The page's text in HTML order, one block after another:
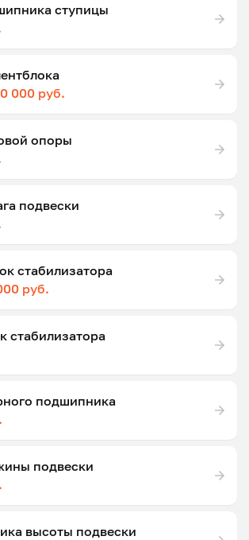
ступицы
000 руб.
опоры
подвески
стабилизатора
руб.
стабилизатора
подшипника
подвески
высоты подвески